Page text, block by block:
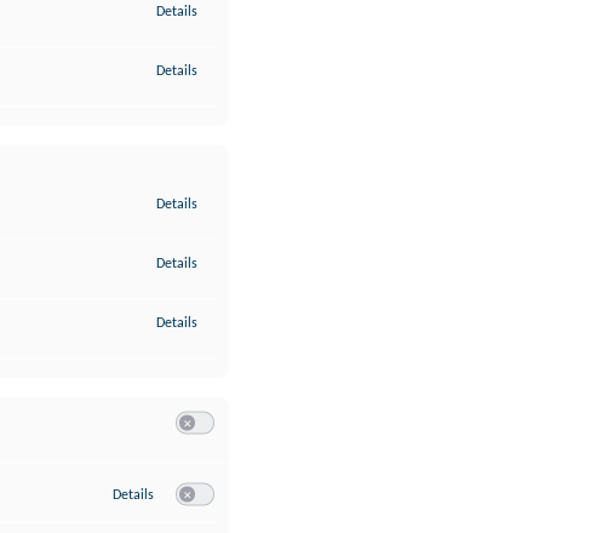
Details
Details
Details
Details
Details
Details zu Google Analytics